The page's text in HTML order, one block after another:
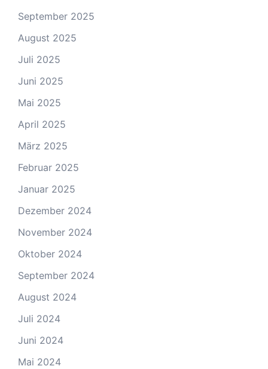
September 2025
August 2025
Juli 2025
Juni 2025
Mai 2025
April 2025
März 2025
Februar 2025
Januar 2025
Dezember 2024
November 2024
Oktober 2024
September 2024
August 2024
Juli 2024
Juni 2024
Mai 2024